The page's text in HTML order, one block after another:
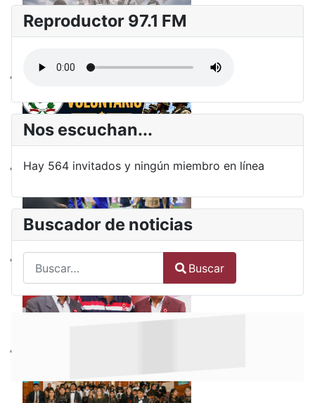
Reproductor 97.1 FM
Nos escuchan...
Hay 564 invitados y ningún miembro en línea
Buscador de noticias
Type 2 or more characters for results.
Buscar